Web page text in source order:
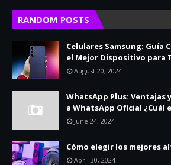
RANDOM POSTS
Celulares Samsung: Guía
el Mejor Dispositivo para
August 20, 2024
WhatsApp Plus: Ventajas
a WhatsApp Oficial ¿Cuál
June 24, 2024
Cómo elegir los mejores
April 30, 2024